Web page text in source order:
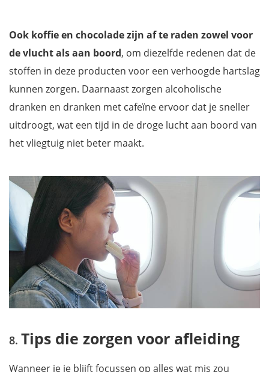
Ook koffie en chocolade zijn af te raden zowel voor
de vlucht als aan boord, om diezelfde redenen dat de
stoffen in deze producten voor een verhoogde hartslag
kunnen zorgen. Daarnaast zorgen alcoholische
dranken en dranken met cafeïne ervoor dat je sneller
uitdroogt, wat een tijd in de droge lucht aan boord van
het vliegtuig niet beter maakt.
Tips die zorgen voor afleiding
Wanneer je je blijft focussen op alles wat mis zou